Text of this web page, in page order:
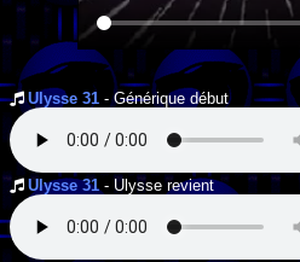
Ulysse 31 - Générique début
Ulysse 31- Ulysse revient